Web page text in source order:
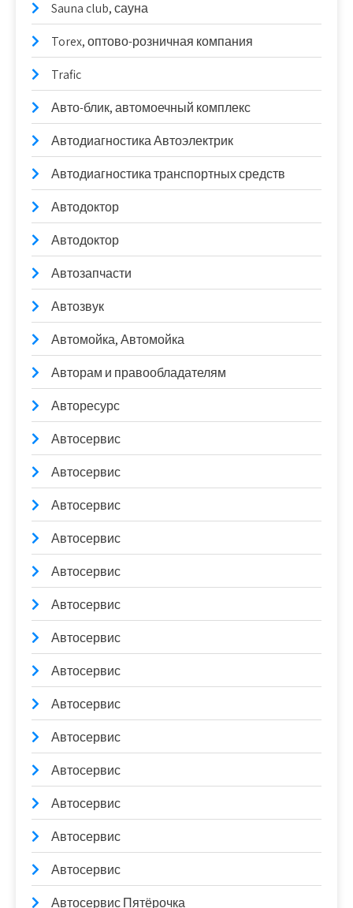
Sauna club, сауна
Torex, оптово-розничная компания
Trafic
Авто-блик, автомоечный комплекс
Автодиагностика Автоэлектрик
Автодиагностика транспортных средств
Автодоктор
Автодоктор
Автозапчасти
Автозвук
Автомойка, Автомойка
Авторам и правообладателям
Авторесурс
Автосервис
Автосервис
Автосервис
Автосервис
Автосервис
Автосервис
Автосервис
Автосервис
Автосервис
Автосервис
Автосервис
Автосервис
Автосервис
Автосервис
Автосервис Пятёрочка